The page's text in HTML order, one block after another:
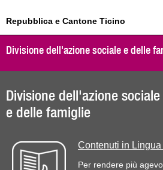
Repubblica e Cantone Ticino
Divisione dell'azione sociale e delle
Divisione dell'azione sociale
e delle famiglie
Contenuti in
Per rendere più